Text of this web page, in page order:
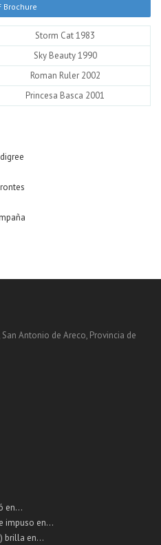
Brochure
Storm Cat 1983
Sky Beauty 1990
Roman Ruler 2002
Princesa Basca 2001
Antonio de Areco, Provincia de
en...
impuso en...
brilla en...